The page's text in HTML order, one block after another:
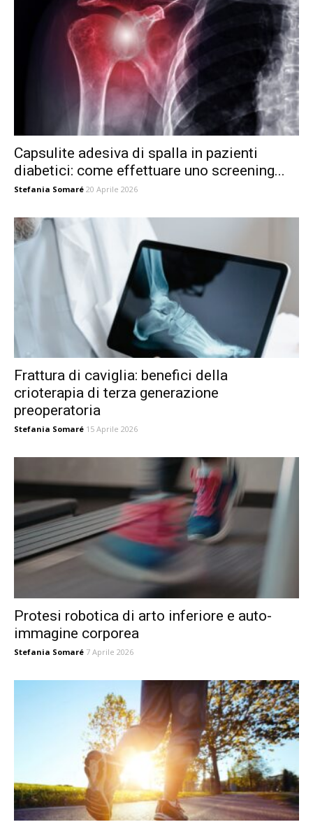
Capsulite adesiva di spalla in pazienti
diabetici: come effettuare uno screening...
Stefania Somaré 20 Aprile 2026
Frattura di caviglia: benefici della
crioterapia di terza generazione
preoperatoria
Stefania Somaré 15 Aprile 2026
Protesi robotica di arto inferiore e auto-
immagine corporea
Stefania Somaré 7 Aprile 2026